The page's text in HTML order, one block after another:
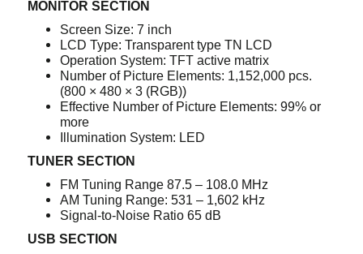
MONITOR SECTION
Screen Size: 7 inch
LCD Type: Transparent type TN LCD
Operation System: TFT active matrix
Number of Picture Elements: 1,152,000 pcs.
(800 × 480 × 3 (RGB))
Effective Number of Picture Elements: 99% or
more
Illumination System: LED
TUNER SECTION
FM Tuning Range 87.5 – 108.0 MHz
AM Tuning Range: 531 – 1,602 kHz
Signal-to-Noise Ratio 65 dB
USB SECTION